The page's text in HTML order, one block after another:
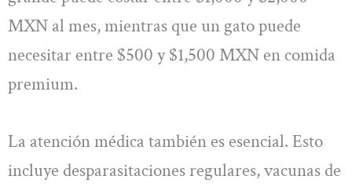
MXN al mes, mientras que un gato puede
necesitar entre $500 y $1,500 MXN en comida
premium.
La atención médica también es esencial. Esto
incluye desparasitaciones regulares, vacunas de